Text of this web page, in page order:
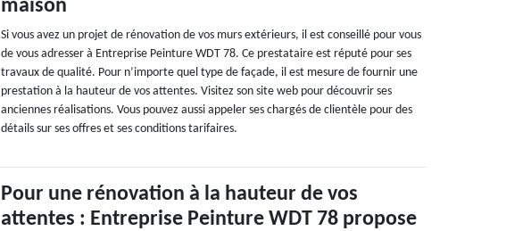
maison
Si vous avez un projet de rénovation de vos murs extérieurs, il est conseillé pour vous
de vous adresser à Entreprise Peinture WDT 78. Ce prestataire est réputé pour ses
travaux de qualité. Pour n’importe quel type de façade, il est mesure de fournir une
prestation à la hauteur de vos attentes. Visitez son site web pour découvrir ses
anciennes réalisations. Vous pouvez aussi appeler ses chargés de clientèle pour des
détails sur ses offres et ses conditions tarifaires.
Pour une rénovation à la hauteur de vos
attentes : Entreprise Peinture WDT 78 propose